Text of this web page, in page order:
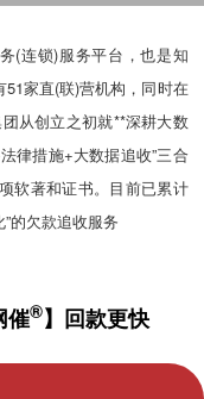
(连锁)服务平台，也是知
51家直(联)营机构，同时在
从创立之初就**深耕大数
律措施+大数据追收”三合
软著和证书。目前已累计
的欠款追收服务
®】回款更快